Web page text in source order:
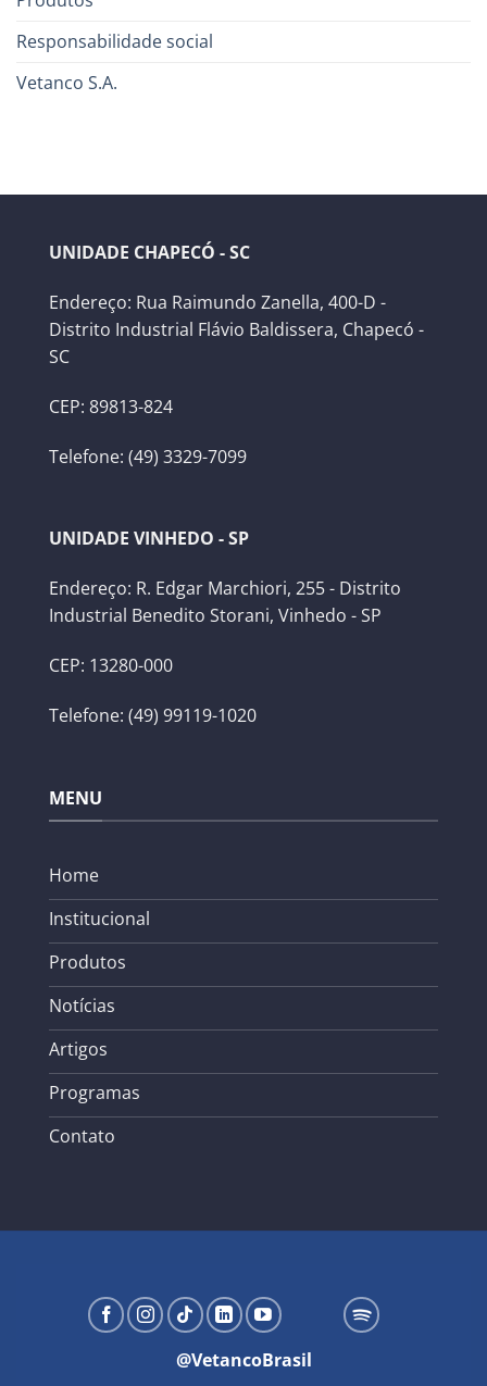
Responsabilidade social
Vetanco S.A.
UNIDADE CHAPECÓ - SC
Endereço: Rua Raimundo Zanella, 400-D -
Distrito Industrial Flávio Baldissera, Chapecó -
SC
CEP: 89813-824
Telefone: (49) 3329-7099
UNIDADE VINHEDO - SP
Endereço: R. Edgar Marchiori, 255 - Distrito
Industrial Benedito Storani, Vinhedo - SP
CEP: 13280-000
Telefone: (49) 99119-1020
MENU
Home
Institucional
Produtos
Notícias
Artigos
Programas
Contato
@VetancoBrasil